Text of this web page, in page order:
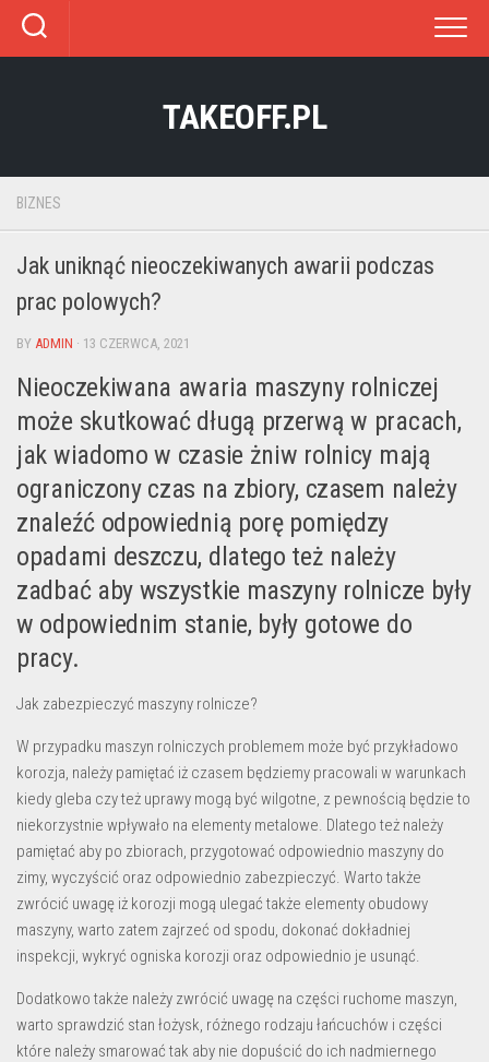
Skip
content
TAKEOFF.PL
BIZNES
Jak uniknąć nieoczekiwanych awarii podczas
prac polowych?
BY ADMIN · 13 CZERWCA, 2021
Nieoczekiwana awaria maszyny rolniczej
może skutkować długą przerwą w pracach,
jak wiadomo w czasie żniw rolnicy mają
ograniczony czas na zbiory, czasem należy
znaleźć odpowiednią porę pomiędzy
opadami deszczu, dlatego też należy
zadbać aby wszystkie maszyny rolnicze były
w odpowiednim stanie, były gotowe do
pracy.
Jak zabezpieczyć maszyny rolnicze?
W przypadku maszyn rolniczych problemem może być przykładowo
korozja, należy pamiętać iż czasem będziemy pracowali w warunkach
kiedy gleba czy też uprawy mogą być wilgotne, z pewnością będzie to
niekorzystnie wpływało na elementy metalowe. Dlatego też należy
pamiętać aby po zbiorach, przygotować odpowiednio maszyny do
zimy, wyczyścić oraz odpowiednio zabezpieczyć. Warto także
zwrócić uwagę iż korozji mogą ulegać także elementy obudowy
maszyny, warto zatem zajrzeć od spodu, dokonać dokładniej
inspekcji, wykryć ogniska korozji oraz odpowiednio je usunąć.
Dodatkowo także należy zwrócić uwagę na części ruchome maszyn,
warto sprawdzić stan łożysk, różnego rodzaju łańcuchów i części
które należy smarować tak aby nie dopuścić do ich nadmiernego